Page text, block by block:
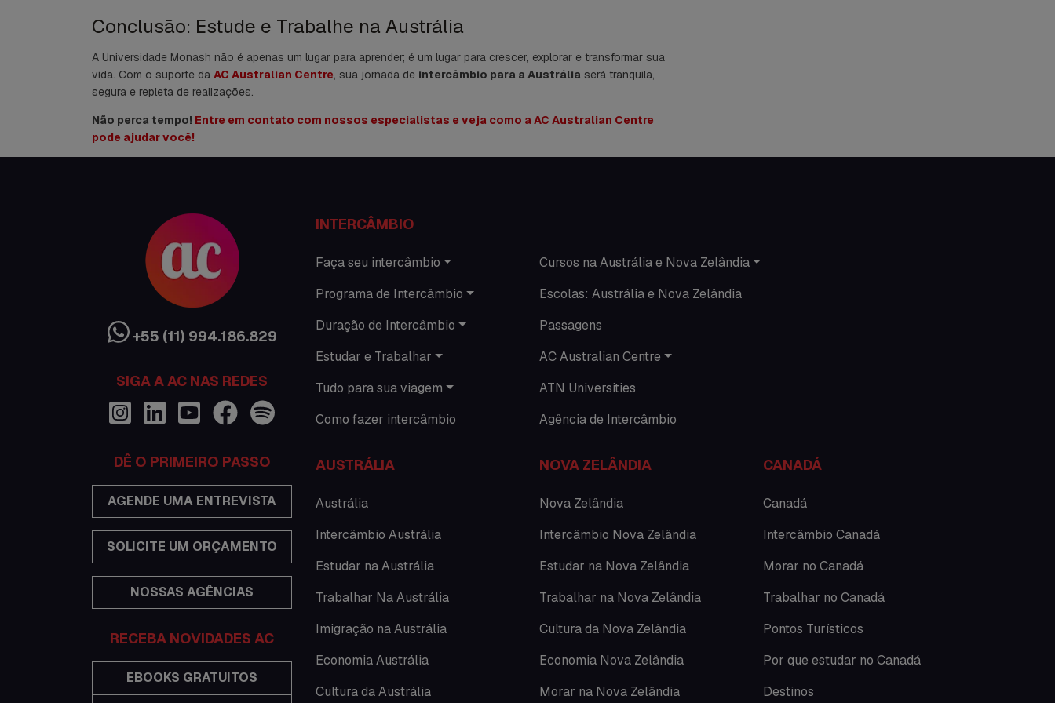
Conclusão: Estude e Trabalhe na Austrália
A Universidade Monash não é apenas um lugar para aprender; é um lugar para crescer, explorar e transformar sua
vida. Com o suporte da AC Australian Centre, sua jornada de intercâmbio para a Austrália será tranquila,
segura e repleta de realizações.
Não perca tempo! Entre em contato com nossos especialistas e veja como a AC Australian Centre
pode ajudar você!
Festas
Imigração Austrália
O que acontece em Perth
O que acontece na AC
Promoções
Time Lapses
+55 (11) 994.186.829
SIGA A AC NAS REDES
DÊ O PRIMEIRO PASSO
AGENDE UMA ENTREVISTA
SOLICITE UM ORÇAMENTO
NOSSAS AGÊNCIAS
RECEBA NOVIDADES AC
EBOOKS GRATUITOS
INTERCÂMBIO
Faça seu intercâmbio
Programa de Intercâmbio
Duração de Intercâmbio
Estudar e Trabalhar
Tudo para sua viagem
Como fazer intercâmbio
Cursos na Austrália e Nova Zelândia
Escolas: Austrália e Nova Zelândia
Passagens
AC Australian Centre
ATN Universities
Agência de Intercâmbio
AUSTRÁLIA
Austrália
Intercâmbio Austrália
Estudar na Austrália
Trabalhar Na Austrália
Imigração na Austrália
Economia Austrália
Cultura da Austrália
NOVA ZELÂNDIA
Nova Zelândia
Intercâmbio Nova Zelândia
Estudar na Nova Zelândia
Trabalhar na Nova Zelândia
Cultura da Nova Zelândia
Economia Nova Zelândia
Morar na Nova Zelândia
CANADÁ
Canadá
Intercâmbio Canadá
Morar no Canadá
Trabalhar no Canadá
Pontos Turísticos
Por que estudar no Canadá
Destinos